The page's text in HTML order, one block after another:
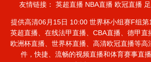
友情链接： 英超直播 NBA直播 欧冠直播
提供高清06月15日 10:00 世界杯小组赛F组第
英超直播、在线法甲直播、CBA直播、德甲直
欧洲杯直播、世界杯直播、高清欧冠直播等高
件，快捷、流畅的视频直播和体育赛事直